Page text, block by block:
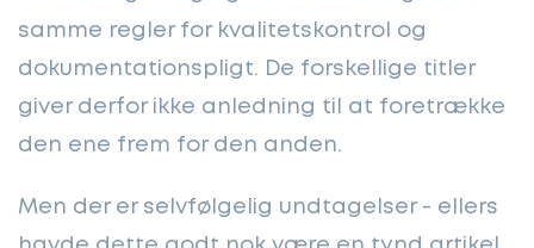
samme regler for kvalitetskontrol og
dokumentationspligt. De forskellige titler
giver derfor ikke anledning til at foretrække
den ene frem for den anden.
Men der er selvfølgelig undtagelser - ellers